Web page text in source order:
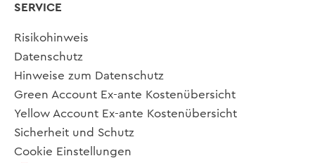
SERVICE
Risikohinweis
Datenschutz
Hinweise zum Datenschutz
Green Account Ex-ante Kostenübersicht
Yellow Account Ex-ante Kostenübersicht
Sicherheit und Schutz
Cookie Einstellungen